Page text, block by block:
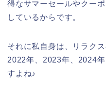
得なサマーセールやクー
しているからです。
それに私自身は、リラク
2022年、2023年、2024
すよね♪